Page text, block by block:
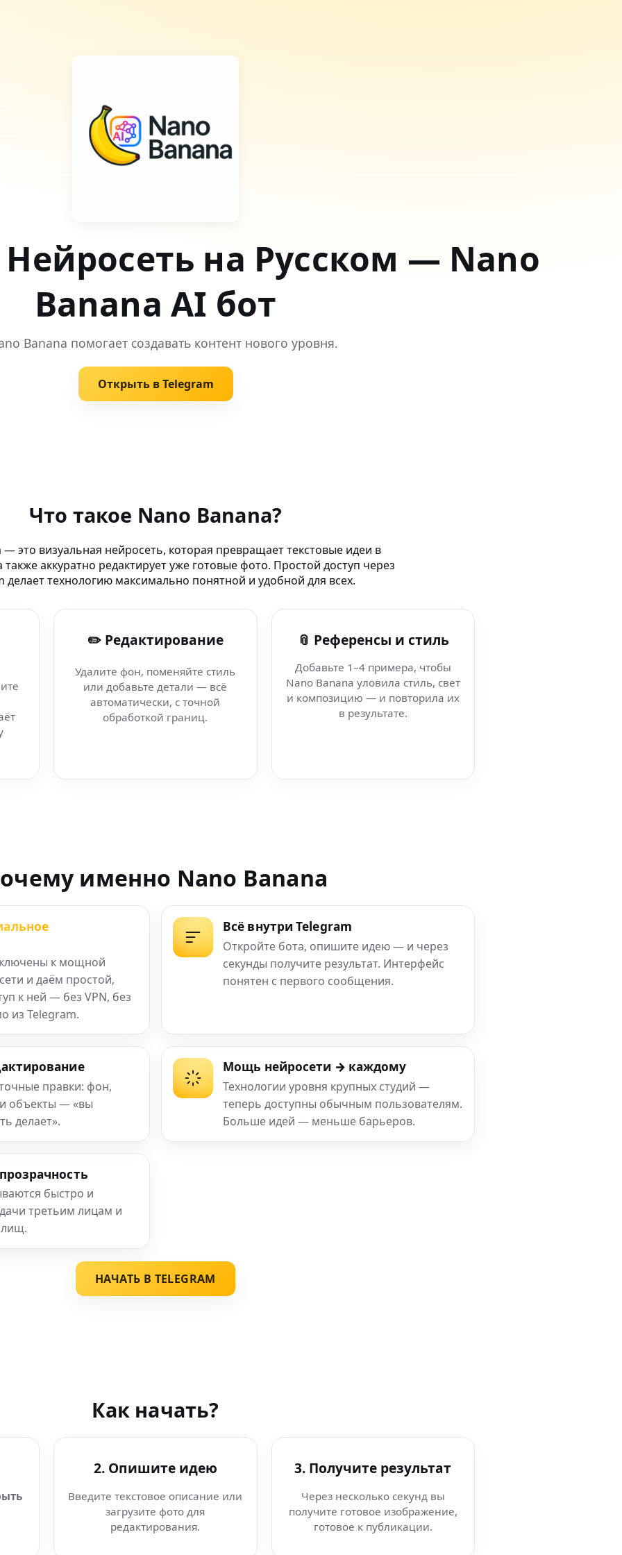
на Русском — Nano
Banana AI бот
Banana помогает создавать контент нового уровня.
Открыть в Telegram
Banana: просто
бот Nano Banana
для AI эффект
для Google
изображений
macOS
без усилий
Что такое Nano Banana?
— это визуальная нейросеть, которая превращает текстовые идеи в
аккуратно редактирует уже готовые фото. Простой доступ через
делает технологию максимально понятной и удобной для всех.
✏️ Редактирование
Удалите фон, поменяйте стиль
или добавьте детали — всё
автоматически, с точной
обработкой границ.
📎 Референсы и стиль
Добавьте 1–4 примера, чтобы
Nano Banana уловила стиль, свет
и композицию — и повторила их
в результате.
именно Nano Banana
к мощной
и даём простой,
к ней — без VPN, без
из Telegram.
Всё внутри Telegram
Откройте бота, опишите идею — и через
секунды получите результат. Интерфейс
понятен с первого сообщения.
правки: фон,
объекты — «вы
делает».
Мощь нейросети → каждому
Технологии уровня крупных студий —
теперь доступны обычным пользователям.
Больше идей — меньше барьеров.
быстро и
третьим лицам и
НАЧАТЬ В TELEGRAM
Как начать?
2. Опишите идею
Введите текстовое описание или
загрузите фото для
редактирования.
3. Получите результат
Через несколько секунд вы
получите готовое изображение,
готовое к публикации.